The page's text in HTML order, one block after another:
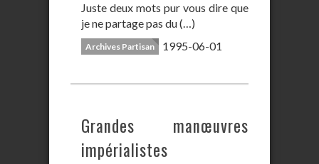
Juste deux mots pur vous dire que
je ne partage pas du (…)
Archives Partisan 1995-06-01
Grandes manœuvres
impérialistes